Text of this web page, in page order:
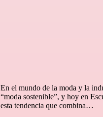
En el mundo de la moda y la
“moda sostenible”, y hoy en
esta tendencia que combina…